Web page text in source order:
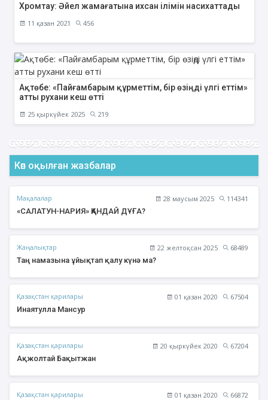
Хромтау: Әйел жамағатына ихсан ілімін насихаттады
11 қазан 2021 456
Ақтөбе: «Пайғамбарым құрметтім, бір өзіңді үлгі еттім»
атты рухани кеш өтті
25 қыркүйек 2025 219
Көп оқылған жазбалар
Мақалалар 28 маусым 2025
114341
«САЛАТУН-НАРИЯ» ҚАНДАЙ ДҰҒА?
Жаңалықтар 22 желтоқсан 2025
68489
Таң намазына ұйықтап қалу күнә ма?
Қазақстан қарилары 01 қазан 2020
67504
Инаятулла Мансур
Қазақстан қарилары 20 қыркүйек 2020
67204
Ақжолтай Бақытжан
Қазақстан қарилары 01 қазан 2020
66872